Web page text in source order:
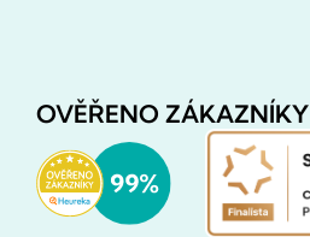
OVĚŘENO ZÁKAZNÍKY